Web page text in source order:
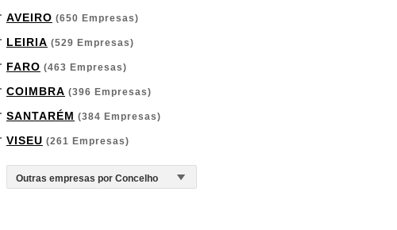
AVEIRO (650 Empresas)
LEIRIA (529 Empresas)
FARO (463 Empresas)
COIMBRA (396 Empresas)
SANTARÉM (384 Empresas)
VISEU (261 Empresas)